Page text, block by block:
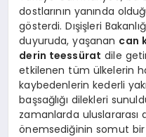
dostlarının yanında
gösterdi. Dışişleri
duyuruda, yaşanan can
derin teessürat dile
etkilenen tüm ülkelerin
kaybedenlerin kederli
başsağlığı dilekleri
zamanlarda uluslararası
önemsediğinin somut